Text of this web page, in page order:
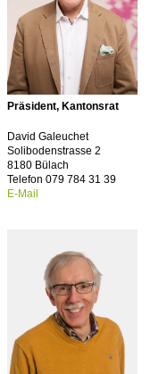
Präsident, Kantonsrat
David Galeuchet
Solibodenstrasse 2
8180 Bülach
Telefon 079 784 31 39
E-Mail